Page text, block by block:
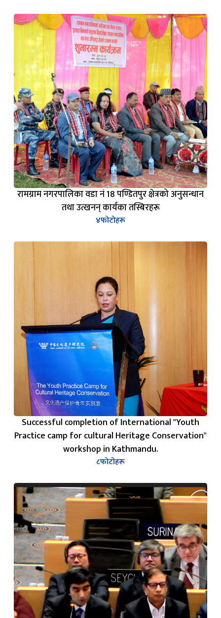
रामग्राम नगरपालिका वडा नं 18 पण्डितपुर क्षेत्रको अनुसन्धान
तथा उत्खनन् कार्यका तस्बिरहरू
४फोटोहरू
Successful completion of International "Youth
Practice camp for cultural Heritage Conservation"
workshop in Kathmandu.
८फोटोहरू